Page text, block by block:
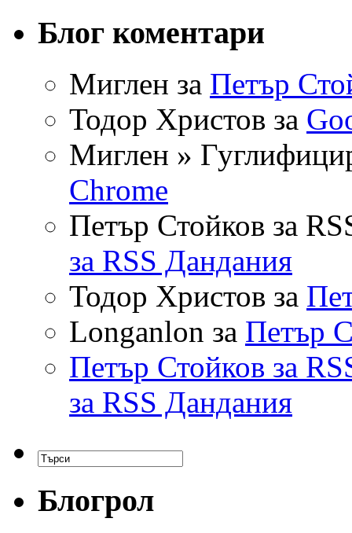
Блог коментари
Миглен за Петър
Тодор Христов за
Миглен »
Chrome
Петър Стойков за
за RSS Дандания
Тодор Христов за
Longanlon за Петър
Петър Стойков за
за RSS Дандания
Блогрол